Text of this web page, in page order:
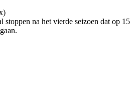
stoppen na het vierde seizoen dat op 15